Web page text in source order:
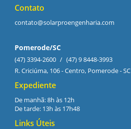
Contato
contato@solarproengenharia.com
Pomerode/SC
(47) 3394-2600 / (47) 9 8448-3993
R. Criciúma, 106 - Centro, Pomerode - SC
Expediente
De manhã: 8h às 12h
De tarde: 13h às 17h48
Links Úteis